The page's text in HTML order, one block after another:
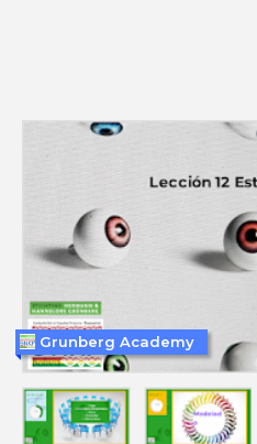
Grunberg Academy